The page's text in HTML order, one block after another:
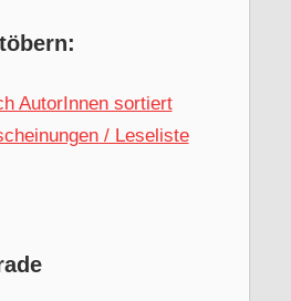
AutorInnen sortiert
/ Leseliste